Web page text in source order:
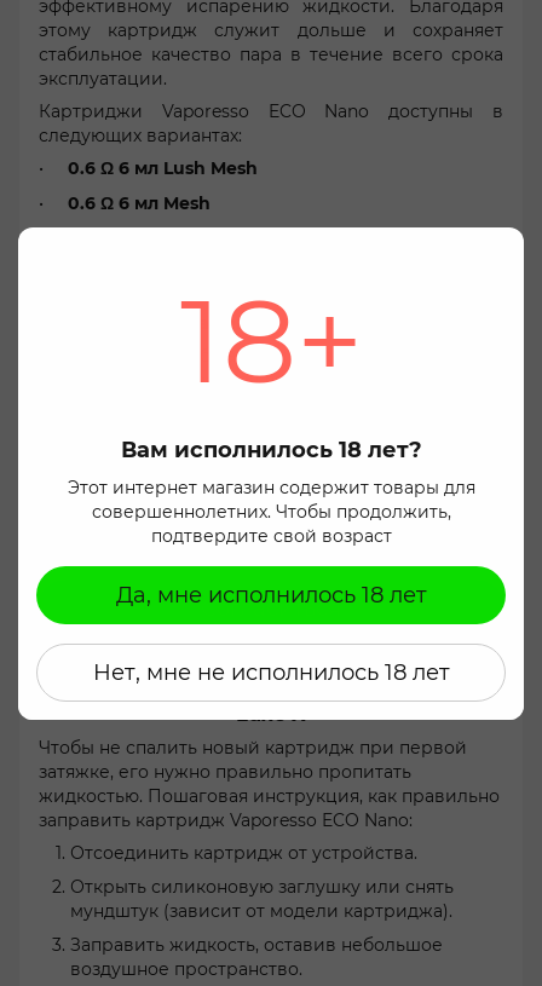
Мы заботимся о вашей конфиденциальности
Используя этот веб-сайт Вы соглашаетесь с
использованием файлов cookie, для маркетинга,
это в настройках вашего браузера. Нажмите кнопку
«Согласиться», чтобы дать согласие на
использование файлов cookie. Подробнее можно
ознакомиться на странице
Пользовательское
Согласиться
18+
Вам исполнилось 18 лет?
Этот интернет магазин содержит товары для
совершеннолетних. Чтобы продолжить,
подтвердите свой возраст
Да, мне исполнилось 18 лет
Нет, мне не исполнилось 18 лет
эффективному испарению жидкости. Благодаря
этому картридж служит дольше и сохраняет
стабильное качество пара в течение всего срока
эксплуатации.
Картриджи Vaporesso ECO Nano доступны в
следующих вариантах:
0.6 Ω 6 мл Lush Mesh
0.6 Ω 6 мл Mesh
0.6 Ω 10 мл Lush Mesh
0.8 Ω 10 мл Lush Mesh
Заправка жидкости в картридж Vaporesso
Чтобы не спалить новый картридж при первой
затяжке, его нужно правильно пропитать
жидкостью. Пошаговая инструкция, как правильно
заправить картридж Vaporesso ECO Nano:
Отсоединить картридж от устройства.
Открыть силиконовую заглушку или снять
мундштук (зависит от модели картриджа).
Заправить жидкость, оставив небольшое
воздушное пространство.